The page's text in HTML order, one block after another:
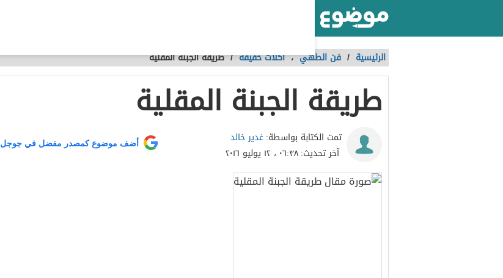
الرئيسية / فن الطهي،أكلات خفيفة /طريقة الجبنة المقلية
طريقة الجبنة المقلية
تمت الكتابة بواسطة:غدير خالد
آخر تحديث:٠٦:٣٨ ، ١٢ يوليو ٢٠١٦
أضف موضوع كمصدر مفضل في جوجل